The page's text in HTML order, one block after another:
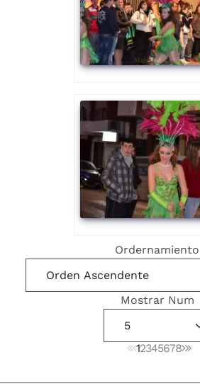
Ordernamiento
Mostrar Num
12345678